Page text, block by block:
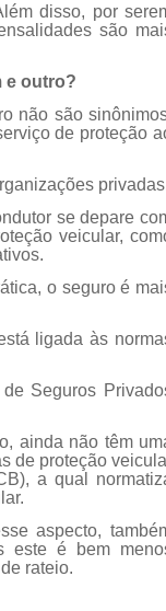
disso, por
são
e outro?
não são
de proteção
se depare
veicular,
o seguro é
ligada às
Seguros
ainda não têm
de proteção
a qual
aspecto,
este é bem
rateio.